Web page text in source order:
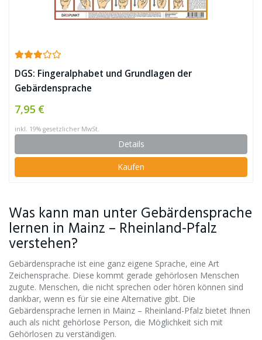
DGS: Fingeralphabet und Grundlagen der
Gebärdensprache
7,95 €
inkl. 19% gesetzlicher MwSt.
Details
Kaufen
Was kann man unter Gebärdensprache
lernen in Mainz – Rheinland-Pfalz
verstehen?
Gebärdensprache ist eine ganz eigene Sprache, eine Art
Zeichensprache. Diese kommt gerade gehörlosen Menschen
zugute. Menschen, die nicht sprechen oder hören können sind
dankbar, wenn es für sie eine Alternative gibt. Die
Gebärdensprache lernen in Mainz – Rheinland-Pfalz bietet Ihnen
auch als nicht gehörlose Person, die Möglichkeit sich mit
Gehörlosen zu verständigen.